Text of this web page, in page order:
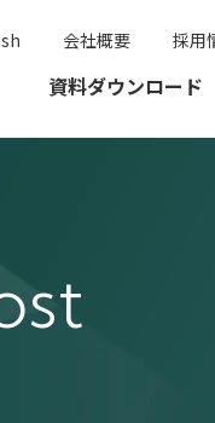
会社概要 採用
資料ダウンロード